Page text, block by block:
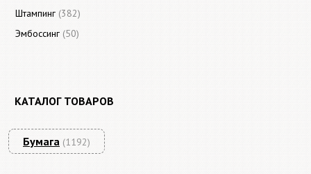
Штампинг (382)
Эмбоссинг (50)
КАТАЛОГ ТОВАРОВ
Бумага (1192)